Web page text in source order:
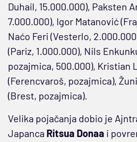
Duhail, 15.000.000), Paksten
7.000.000), Igor Matanović
Naćo Feri (Vesterlo,
(Pariz, 1.000.000), Nils
pozajmica, 500.000), Kristian
(Ferencvaroš, pozajmica),
(Brest, pozajmica).
Velika pojačanja dobio je
Japanca Ritsua Donaa i